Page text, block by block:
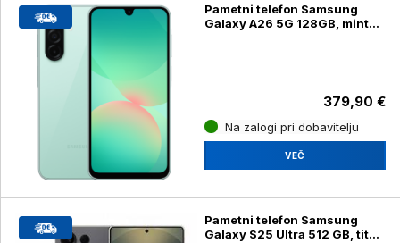
Pametni telefon Samsung
Galaxy A26 5G 128GB, mint
379,90 €
Na zalogi pri dobavitelju
VEČ
Pametni telefon Samsung
Galaxy S25 Ultra 512 GB, titan